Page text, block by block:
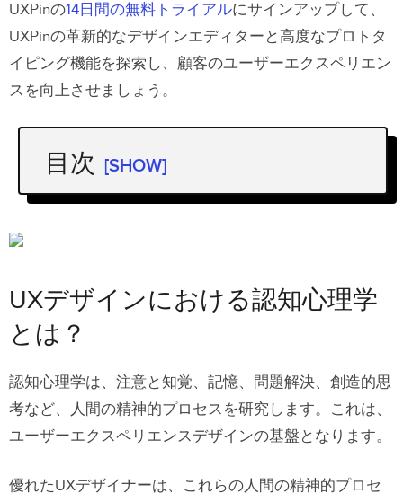
UXPinの14日間の無料トライアルにサインアップして、
UXPinの革新的なデザインエディターと高度なプロトタ
イピング機能を探索し、顧客のユーザーエクスペリエン
スを向上させましょう。
目次 [SHOW]
UXデザインにおける認知心理学とは？
ゲシュタルトの原則とビジュアルデザ
イン
すべてのデザイナーが知っておくべき
6つのUXデザイン心理学の原則
effect)
UXデザインにおける認知心理学
とは？
認知心理学は、注意と知覚、記憶、問題解決、創造的思
考など、人間の精神的プロセスを研究します。これは、
ユーザーエクスペリエンスデザインの基盤となります。
優れたUXデザイナーは、これらの人間の精神的プロセ